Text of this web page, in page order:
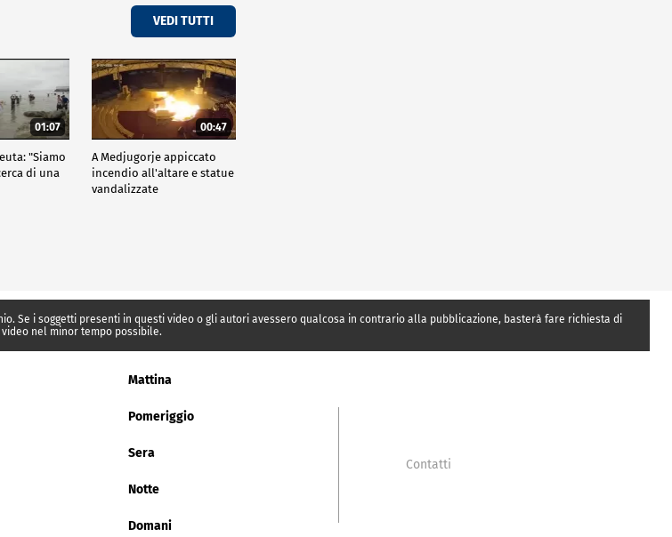
VEDI TUTTI
01:07
"Siamo
di una
00:47
A Medjugorje appiccato
incendio all'altare e statue
vandalizzate
Se i soggetti presenti in questi video o gli autori avessero qualcosa in contrario alla pubblicazione, basterà fare richiesta di
nel minor tempo possibile.
Mattina
Pomeriggio
Sera
Notte
Domani
Contatti